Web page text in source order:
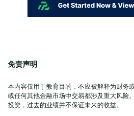
免责声明
本内容仅用于教育目的，不应被解释为财务
或任何其他金融市场中交易都涉及重大风险
投资，过去的业绩并不保证未来的收益。